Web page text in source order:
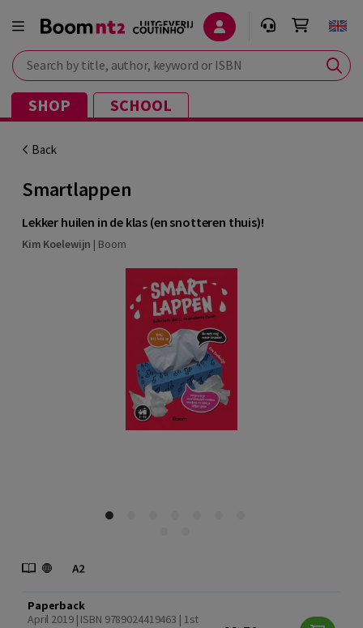
Search by title, author, keyword or ISBN
SHOP SCHOOL
Back
Smartlappen
Lekker huilen in de klas (en snotteren thuis)!
Kim Koelewijn | Boom
Paperback
April 2019 | ISBN 9789024419463 | 1st